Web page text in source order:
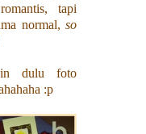
tapi
normal, so
dulu foto
:p